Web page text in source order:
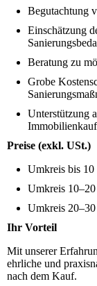
Begutachtung
Einschätzung
Beratung zu
Grobe
Unterstützung
Immobilienkauf
Preise (exkl. USt.)
Umkreis bis
Umkreis
Umkreis
Ihr Vorteil
Mit unserer
ehrliche und
nach dem Kauf.